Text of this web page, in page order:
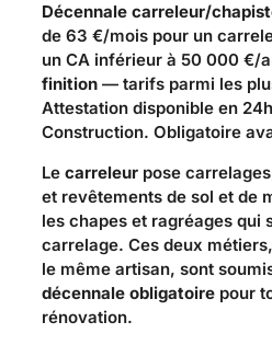
Décennale carreleur/
de 63 €/mois pour un
un CA inférieur à 50 000 €/
finition — tarifs parmi les
Attestation disponible en
Construction. Obligatoire
Le carreleur pose
et revêtements de sol et de
les chapes et ragréages qui
carrelage. Ces deux
le même artisan, sont
décennale obligatoire pour
rénovation.